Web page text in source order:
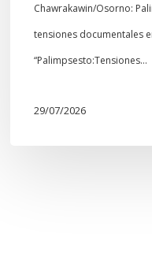
Chawrakawin/Osorno:
tensiones documentales
“Palimpsesto:Tensiones…
29/07/2026